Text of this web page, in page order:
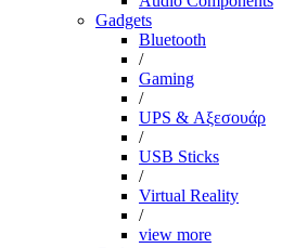
Gadgets
Bluetooth
/
Gaming
/
UPS & Αξεσουάρ
/
USB Sticks
/
Virtual Reality
/
view more